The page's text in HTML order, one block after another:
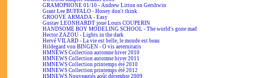
GRAMOPHONE 01/10 - Andrew Litton on Gershwin
Grant Lee BUFFALO - Honey don't think
GROOVE ARMADA - Easy
Gustav LEONHARDT joue Louis COUPERIN
HANDSOME BOY MODELING SCHOOL - The world's gone mad
Hector ZAZOU - Lights in the dark
Hervé VILARD - La vie est belle, le monde est beau
Hildegard von BINGEN - O vis aeternitatis
HMNEWS Collection automne hiver 2010
HMNEWS Collection automne hiver 2011
HMNEWS Collection printemps été 2010
HMNEWS Collection printemps été 2012
HMNEWS Nouveautés août décembre 2009